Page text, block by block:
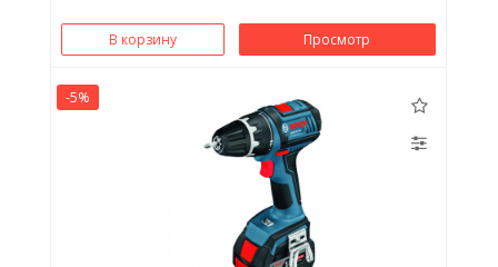
В корзину Просмотр
-5%